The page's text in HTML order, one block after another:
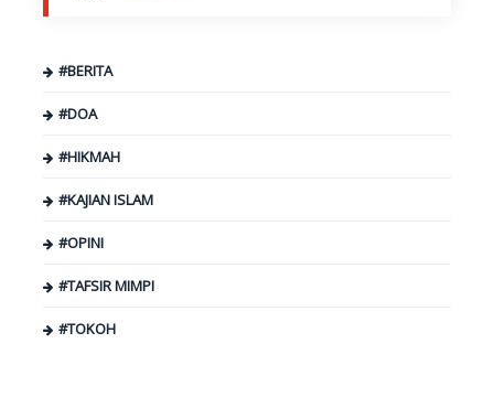
#BERITA
#DOA
#HIKMAH
#KAJIAN ISLAM
#OPINI
#TAFSIR MIMPI
#TOKOH